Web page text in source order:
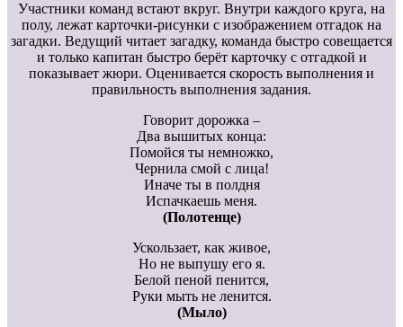
Участники команд встают вкруг. Внутри каждого круга, на
полу, лежат карточки-рисунки с изображением отгадок на
загадки. Ведущий читает загадку, команда быстро совещается
и только капитан быстро берёт карточку с отгадкой и
показывает жюри. Оценивается скорость выполнения и
правильность выполнения задания.
Говорит дорожка –
Два вышитых конца:
Помойся ты немножко,
Чернила смой с лица!
Иначе ты в полдня
Испачкаешь меня.
(Полотенце)
Ускользает, как живое,
Но не выпушу его я.
Белой пеной пенится,
Руки мыть не ленится.
(Мыло)